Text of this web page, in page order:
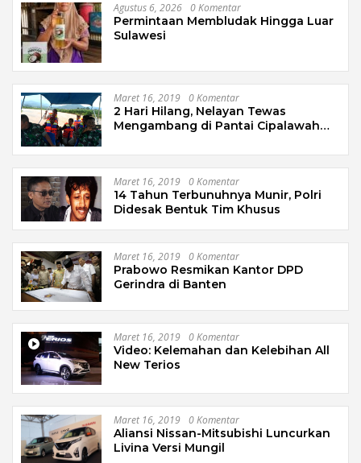
Agustus 6, 2026 0 Komentar
Permintaan Membludak Hingga Luar
Sulawesi
Maret 16, 2019 0 Komentar
2 Hari Hilang, Nelayan Tewas
Mengambang di Pantai Cipalawah
Maret 16, 2019 0 Komentar
14 Tahun Terbunuhnya Munir, Polri
Didesak Bentuk Tim Khusus
Maret 16, 2019 0 Komentar
Prabowo Resmikan Kantor DPD
Gerindra di Banten
Maret 16, 2019 0 Komentar
Video: Kelemahan dan Kelebihan All
New Terios
Maret 16, 2019 0 Komentar
Aliansi Nissan-Mitsubishi Luncurkan
Livina Versi Mungil